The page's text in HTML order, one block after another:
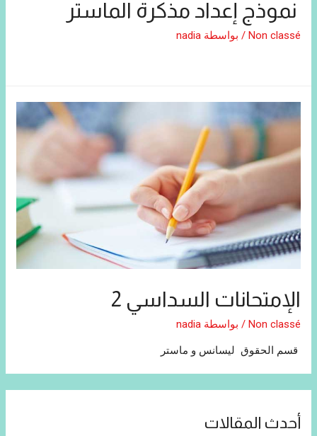
نموذج إعداد مذكرة الماستر
Non classé / بواسطة nadia
الإمتحانات السداسي 2
Non classé / بواسطة nadia
قسم الحقوق ليسانس و ماستر
أحدث المقالات